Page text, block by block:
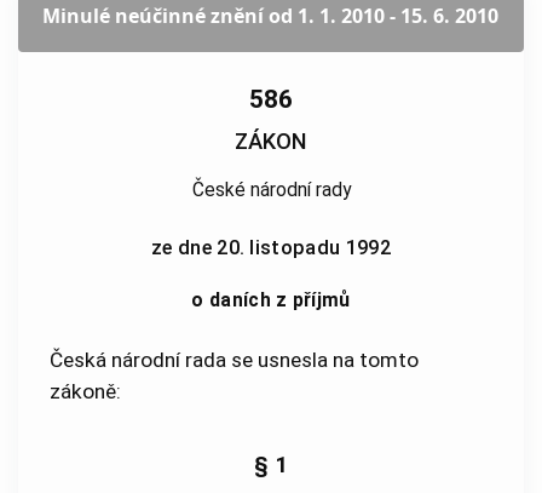
Minulé neúčinné zněníod 1. 1. 2010 - 15. 6. 2010
586
ZÁKON
České národní rady
ze dne 20. listopadu 1992
o daních z příjmů
Česká národní rada se usnesla na tomto
zákoně:
§ 1